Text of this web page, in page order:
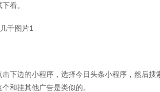
看。
下边的小程序，选择今日头条小程序，然后搜
和挂其他广告是类似的。